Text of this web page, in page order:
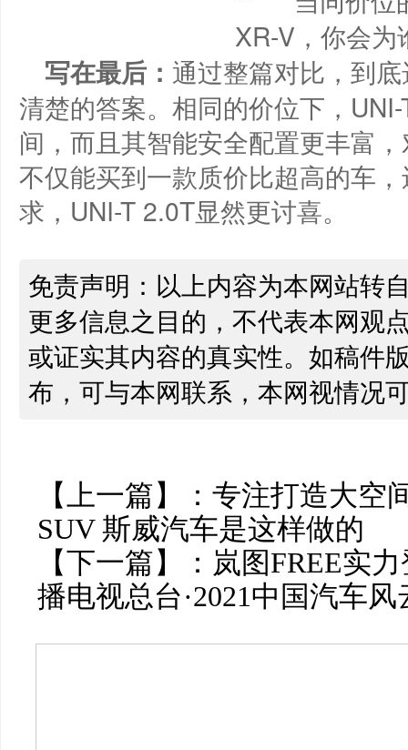
​写在最后： 通过整篇对比，到
清楚的答案。相同的价位下，
间，而且其智能安全配置更丰富
不仅能买到一款质价比超高的车
求，UNI-T 2.0T显然更讨喜。
免责声明：以上内容为本网站转
更多信息之目的，不代表本网观
或证实其内容的真实性。如稿件
布，可与本网联系，本网视情况
【上一篇】： 专注打造大空
SUV 斯威汽车是这样做的
【下一篇】： 岚图FREE实
播电视总台·2021中国汽车